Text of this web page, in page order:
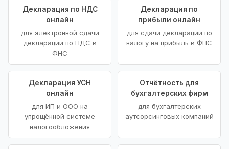
Декларация по НДС
онлайн
для электронной сдачи
декларации по НДС в
ФНС
Декларация по
прибыли онлайн
для сдачи декларации по
налогу на прибыль в ФНС
Декларация УСН
онлайн
для ИП и ООО на
упрощённой системе
налогообложения
Отчётность для
бухгалтерских фирм
для бухгалтерских
аутсорсинговых компаний